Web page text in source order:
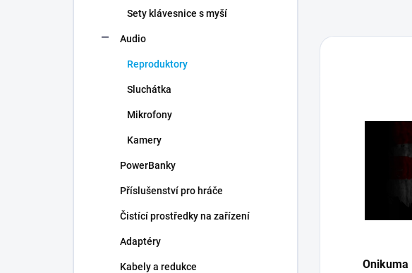
Sety klávesnice s myší
Audio
Reproduktory
Sluchátka
Mikrofony
Kamery
PowerBanky
Příslušenství pro hráče
Čistící prostředky na zařízení
Adaptéry
Kabely a redukce Onikuma